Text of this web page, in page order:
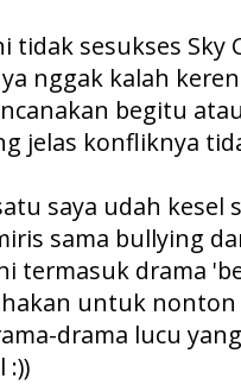
tidak sesukses
nggak kalah
begitu
jelas konfliknya
saya udah kesel
sama bullying
termasuk drama
untuk
drama lucu
:))